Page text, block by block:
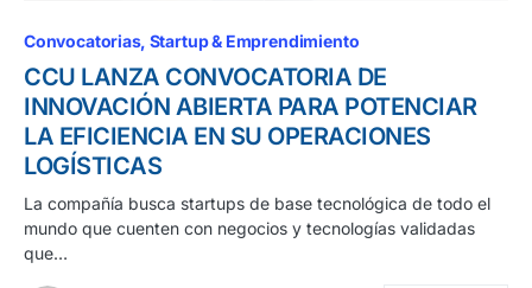
Convocatorias Startup & Emprendimiento
CCU LANZA CONVOCATORIA DE
INNOVACIÓN ABIERTA PARA POTENCIAR
LA EFICIENCIA EN SU OPERACIONES
LOGÍSTICAS
La compañía busca startups de base tecnológica de todo el
mundo que cuenten con negocios y tecnologías validadas
que…